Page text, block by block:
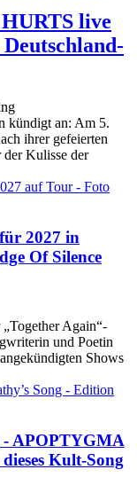
live
kündigt an: Am 5.
ihrer gefeierten
Kulisse der
2027 in
Of Silence
Again“-
und Poetin
Shows
- APOPTYGMA
Kult-Song